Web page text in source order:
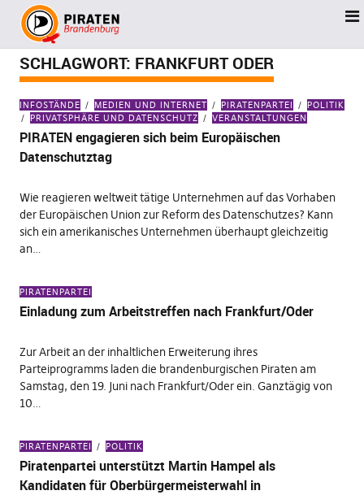
SCHLAGWORT: FRANKFURT ODER
INFOSTÄNDE MEDIEN UND INTERNET PIRATENPARTEI
POLITIK
PRIVATSPHÄRE UND DATENSCHUTZ
VERANSTALTUNGEN
PIRATEN engagieren sich beim Europäischen
Datenschutztag
Wie reagieren weltweit tätige Unternehmen auf das Vorhaben
der Europäischen Union zur Reform des Datenschutzes? Kann
sich ein amerikanisches Unternehmen überhaupt gleichzeitig
an…
PIRATENPARTEI
Einladung zum Arbeitstreffen nach Frankfurt/Oder
Zur Arbeit an der inhaltlichen Erweiterung ihres
Parteiprogramms laden die brandenburgischen Piraten am
Samstag, den 19. Juni nach Frankfurt/Oder ein. Ganztägig von
10…
PIRATENPARTEI POLITIK
Piratenpartei unterstützt Martin Hampel als
Kandidaten für Oberbürgermeisterwahl in